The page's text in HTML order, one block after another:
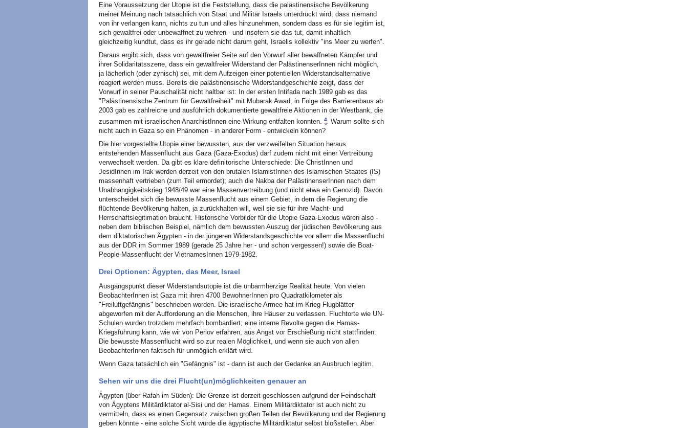
Eine Voraussetzung der Utopie ist die Feststellung, dass die palästinensische Bevölkerung
meiner Meinung nach tatsächlich von Staat und Militär Israels unterdrückt wird; dass niemand
von ihr verlangen kann, nichts zu tun und alles hinzunehmen, sondern dass es für sie legitim ist,
sich gewaltfrei oder unbewaffnet zu wehren - und insofern sie das tut, damit inhaltlich
gleichzeitig kundtut, dass es ihr gerade nicht darum geht, Israelis kollektiv "ins Meer zu werfen".
Daraus ergibt sich, dass von gewaltfreier Seite auf den Vorwurf aller bewaffneten Kämpfer und
ihrer Solidaritätsszene, dass ein gewaltfreier Widerstand der PalästinenserInnen nicht möglich,
ja lächerlich (oder zynisch) sei, mit dem Aufzeigen einer potentiellen Widerstandsalternative
reagiert werden muss. Bereits die palästinensische Widerstandgeschichte zeigt, dass der
Vorwurf in seiner Pauschalität nicht haltbar ist: In der ersten Intifada nach 1989 gab es das
"Palästinensische Zentrum für Gewaltfreiheit" mit Mubarak Awad; in Folge des Barrierenbaus ab
2003 gab es zahlreiche und ausführlich dokumentierte gewaltfreie Aktionen in der Westbank, die
zusammen mit israelischen AnarchistInnen eine Wirkung entfalten konnten. 4
Warum sollte sich
nicht auch in Gaza so ein Phänomen - in anderer Form - entwickeln können?
Die hier vorgestellte Utopie einer bewussten, aus der verzweifelten Situation heraus
entstehenden Massenflucht aus Gaza (Gaza-Exodus) darf zudem nicht mit einer Vertreibung
verwechselt werden. Da gibt es klare definitorische Unterschiede: Die ChristInnen und
JesidInnen im Irak werden derzeit von den brutalen IslamistInnen des Islamischen Staates (IS)
massenhaft vertrieben (zum Teil ermordet); auch die Nakba der PalästinenserInnen nach dem
Unabhängigkeitskrieg 1948/49 war eine Massenvertreibung (und nicht etwa ein Genozid). Davon
unterscheidet sich die bewusste Massenflucht aus einem Gebiet, in dem die Regierung die
flüchtende Bevölkerung halten, ja zurückhalten will, weil sie sie für ihre Macht- und
Herrschaftslegitimation braucht. Historische Vorbilder für die Utopie Gaza-Exodus wären also -
neben dem biblischen Beispiel, nämlich dem bewussten Auszug der jüdischen Bevölkerung aus
dem diktatorischen Ägypten - in der jüngeren Widerstandsgeschichte vor allem die Massenflucht
aus der DDR im Sommer 1989 (gerade 25 Jahre her - und schon vergessen!) sowie die Boat-
People-Massenflucht der VietnamesInnen 1979-1982.
Drei Optionen: Ägypten, das Meer, Israel
Ausgangspunkt dieser Widerstandsutopie ist die unbarmherzige Realität heute: Von vielen
BeobachterInnen ist Gaza mit ihren 4700 BewohnerInnen pro Quadratkilometer als
"Freiluftgefängnis" beschrieben worden. Die israelische Armee hat im Krieg Flugblätter
abgeworfen mit der Aufforderung an die Menschen, ihre Häuser zu verlassen. Fluchtorte wie UN-
Schulen wurden trotzdem mehrfach bombardiert; eine interne Revolte gegen die Hamas-
Kriegsführung kann, wie wir von Perlov erfahren, aus Angst vor Erschießung nicht stattfinden.
Die bewusste Massenflucht wird so zur realen Möglichkeit, und wenn sie auch von allen
BeobachterInnen faktisch für unmöglich erklärt wird.
Wenn Gaza tatsächlich ein "Gefängnis" ist - dann ist auch der Gedanke an Ausbruch legitim.
Sehen wir uns die drei Flucht(un)möglichkeiten genauer an
Ägypten (über Rafah im Süden): Die Grenze ist derzeit geschlossen aufgrund der Feindschaft
von Ägyptens Militärdiktator al-Sisi und der Hamas. Einem Militärdiktator ist auch nicht zu
vermitteln, dass es einen Gegensatz zwischen großen Teilen der Bevölkerung und der Regierung
geben könnte - eine solche Sicht würde die ägyptische Militärdiktatur selbst bloßstellen. Aber